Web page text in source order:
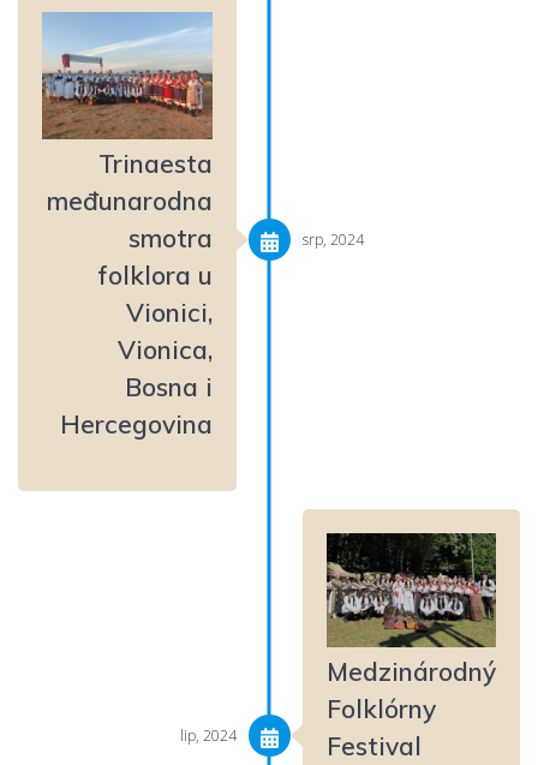
Trinaesta
međunarodna
smotra
folklora u
Vionici,
Vionica,
Bosna i
Hercegovina
srp, 2024
Medzinárodný
Folklórny
Festival
lip, 2024